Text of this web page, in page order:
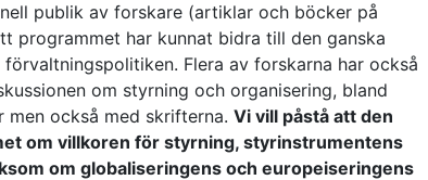
publik av forskare (artiklar och böcker på
programmet har kunnat bidra till den ganska
Flera av forskarna har också
om styrning och organisering, bland
men också med skrifterna. Vi vill påstå att den
om villkoren för styrning, styrinstrumentens
om globaliseringens och europeiseringens